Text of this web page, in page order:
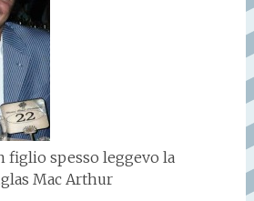
figlio spesso leggevo la
Mac Arthur